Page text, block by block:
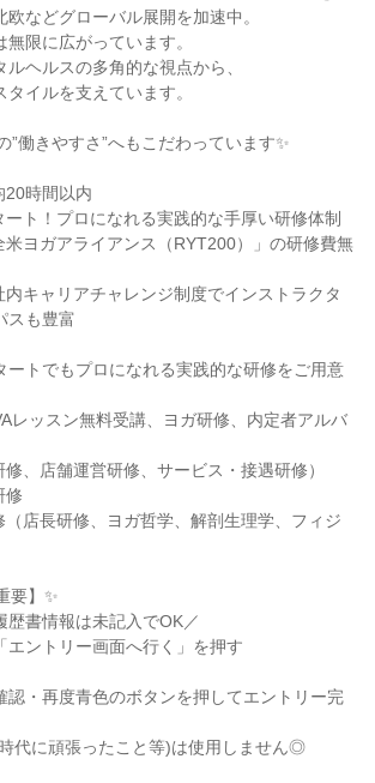
などグローバル展開を加速中。
限に広がっています。
ヘルスの多角的な視点から、
イルを支えています。
”働きやすさ”へもこだわっています✨
20時間以内
ート！プロになれる実践的な手厚い研修体制
米ヨガアライアンス（RYT200）」の研修費無
内キャリアチャレンジ制度でインストラクタ
スも豊富
ートでもプロになれる実践的な研修をご用意
レッスン無料受講、ヨガ研修、内定者アルバ
、店舗運営研修、サービス・接遇研修）
修
（店長研修、ヨガ哲学、解剖生理学、フィジ
要】✨
歴書情報は未記入でOK／
エントリー画面へ行く」を押す
認・再度青色のボタンを押してエントリー完
代に頑張ったこと等)は使用しません◎